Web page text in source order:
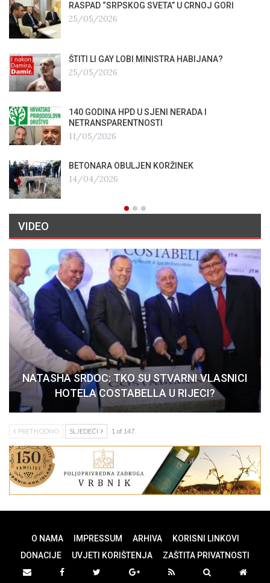
RASPAD “SRPSKOG SVETA” U CRNOJ GORI
25/05/2026
ŠTITI LI GAY LOBI MINISTRA HABIJANA?
25/05/2026
140 GODINA HPD U SJENI NERADA I
NETRANSPARENTNOSTI
11/05/2026
BETONARA OBULJEN KORŽINEK
14/04/2026
VIDEO
NATASHA SRDOC: TKO SU STVARNI VLASNICI
HOTELA COSTABELLA U RIJECI?
PRETHODNO SLJEDEĆI 1 of 147
O NAMA IMPRESSUM ARHIVA
KORISNI LINKOVI
DONACIJE
UVJETI KORIŠTENJA ZAŠTITA PRIVATNOSTI